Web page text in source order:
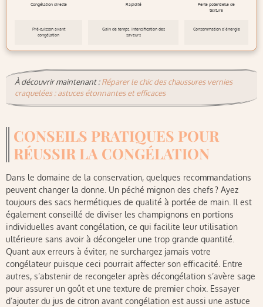
Congélation directe Rapidité
Perte potentielle de
texture
Pré-cuisson avant
congélation
Gain de temps, intensification des
saveurs
Consommation d’énergie
À découvrir maintenant :Réparer le chic des chaussures vernies
craquelées : astuces étonnantes et efficaces
CONSEILS PRATIQUES POUR
RÉUSSIR LA CONGÉLATION
Dans le domaine de la conservation, quelques recommandations
peuvent changer la donne. Un péché mignon des chefs ? Ayez
toujours des sacs hermétiques de qualité à portée de main. Il est
également conseillé de diviser les champignons en portions
individuelles avant congélation, ce qui facilite leur utilisation
ultérieure sans avoir à décongeler une trop grande quantité.
Quant aux erreurs à éviter, ne surchargez jamais votre
congélateur puisque ceci pourrait affecter son efficacité. Entre
autres, s’abstenir de recongeler après décongélation s’avère sage
pour assurer un goût et une texture de premier choix. Essayer
d’ajouter du jus de citron avant congélation est aussi une astuce